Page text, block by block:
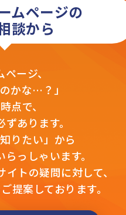
ムページの
談から
ページ、
かな…？」
点で、
あります。
りたい」から
っしゃいます。
トの疑問に対して、
提案しております。